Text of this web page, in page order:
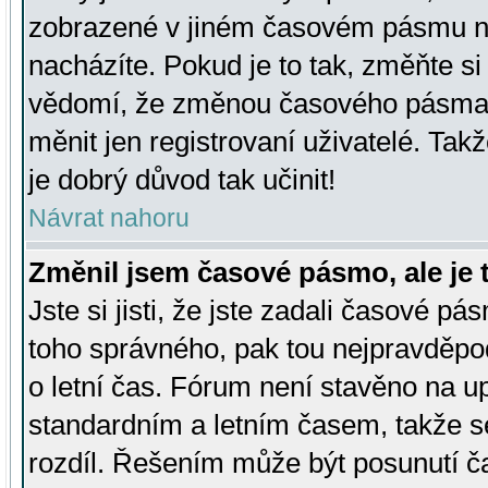
zobrazené v jiném časovém pásmu
nacházíte. Pokud je to tak, změňte
vědomí, že změnou časového
měnit jen registrovaní uživatelé.
je dobrý důvod tak učinit!
Návrat nahoru
Změnil jsem časové pásmo, ale je
Jste si jisti, že jste zadali časové
toho správného, pak tou
o letní čas. Fórum není stavěno na
standardním a letním časem, takže
rozdíl. Řešením může být posunutí